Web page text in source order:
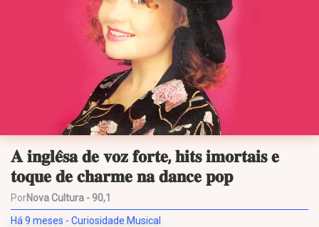
𝐀 𝐢𝐧𝐠𝐥𝐞̂𝐬𝐚 𝐝𝐞 𝐯𝐨𝐳 𝐟𝐨𝐫𝐭𝐞, 𝐡𝐢𝐭𝐬 𝐢𝐦𝐨𝐫𝐭𝐚𝐢𝐬 𝐞
𝐭𝐨𝐪𝐮𝐞 𝐝𝐞 𝐜𝐡𝐚𝐫𝐦𝐞 𝐧𝐚 𝐝𝐚𝐧𝐜𝐞 𝐩𝐨𝐩
PorNova Cultura - 90,1
Há 9 meses - Curiosidade Musical